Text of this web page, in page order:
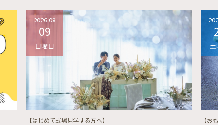
2026.08
09
日曜日
【はじめて式場見学する方へ】
土
【お